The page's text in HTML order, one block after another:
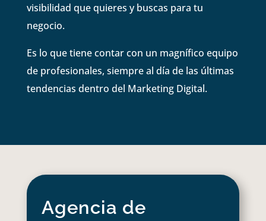
visibilidad que quieres y buscas para tu
negocio.
Es lo que tiene contar con un magnífico equipo
de profesionales, siempre al día de las últimas
tendencias dentro del Marketing Digital.
Agencia de